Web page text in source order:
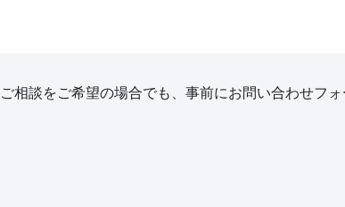
相談をご希望の場合でも、事前にお問い合わせフ